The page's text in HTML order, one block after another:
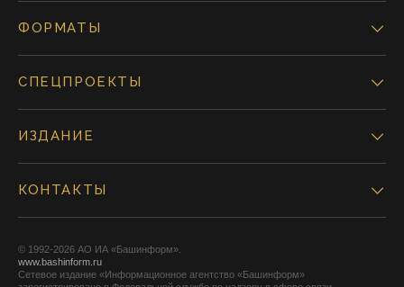
ФОРМАТЫ
СПЕЦПРОЕКТЫ
ИЗДАНИЕ
КОНТАКТЫ
© 1992-2026 АО ИА «Башинформ».
www.bashinform.ru
Сетевое издание «Информационное агентство «Башинформ»